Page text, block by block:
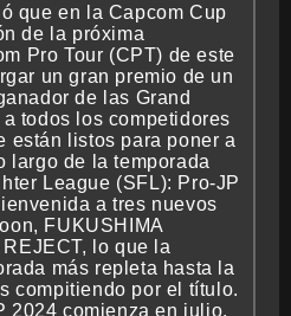
que en la Capcom Cup
de la próxima
Pro Tour (CPT) de este
un gran premio de un
de las Grand
todos los competidores
están listos para poner a
largo de la temporada
League (SFL): Pro-JP
a tres nuevos
FUKUSHIMA
REJECT, lo que la
más repleta hasta la
compitiendo por el título.
2024 comienza en julio.